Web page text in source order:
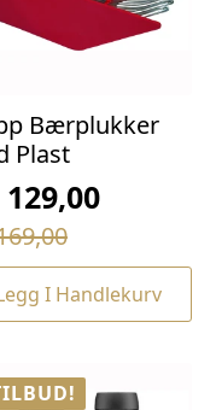
Bærplukker
Plast
I Handlekurv